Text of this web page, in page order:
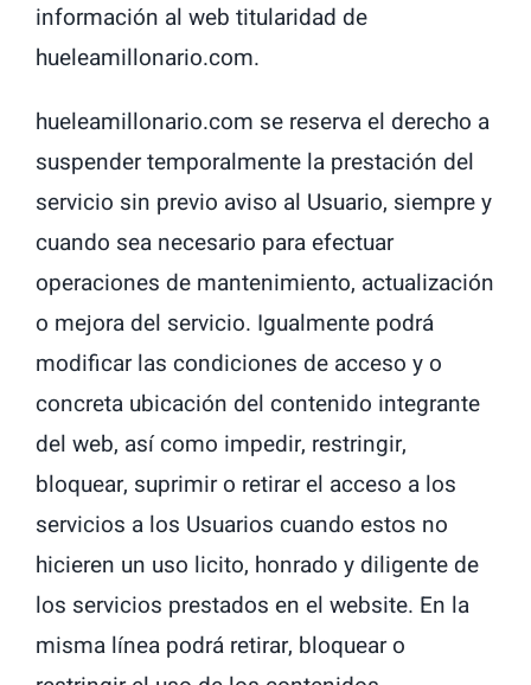
información al web titularidad de
hueleamillonario.com.
hueleamillonario.com se reserva el derecho a
suspender temporalmente la prestación del
servicio sin previo aviso al Usuario, siempre y
cuando sea necesario para efectuar
operaciones de mantenimiento, actualización
o mejora del servicio. Igualmente podrá
modificar las condiciones de acceso y o
concreta ubicación del contenido integrante
del web, así como impedir, restringir,
bloquear, suprimir o retirar el acceso a los
servicios a los Usuarios cuando estos no
hicieren un uso licito, honrado y diligente de
los servicios prestados en el website. En la
misma línea podrá retirar, bloquear o